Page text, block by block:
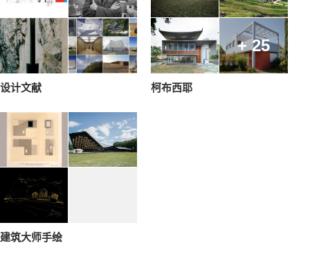
设计文献
+ 25
柯布西耶
建筑大师手绘